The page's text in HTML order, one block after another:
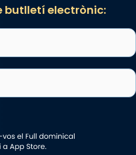
butlletí electrònic: